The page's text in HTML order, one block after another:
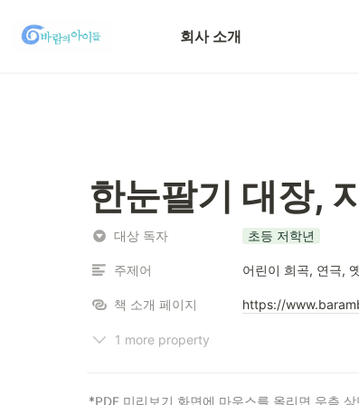
회사 소개
투고 안내
한눈팔기 대장,
대상 독자 초등 저학년
주제어 어린이 희곡, 연극,
책 소개 페이지 https://
1 more property
\s